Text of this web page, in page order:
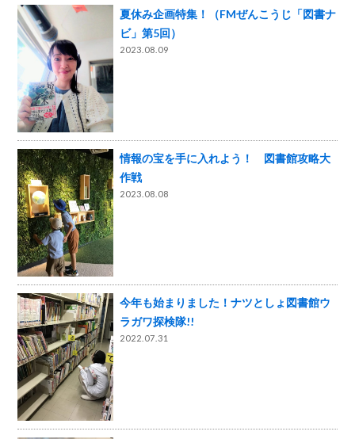
夏休み企画特集！（FMぜんこうじ「図書ナ
ビ」第5回）
2023.08.09
情報の宝を手に入れよう！ 図書館攻略大
作戦
2023.08.08
今年も始まりました！ナツとしょ図書館ウ
ラガワ探検隊!!
2022.07.31